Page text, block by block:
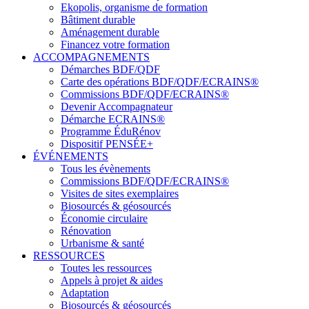
Ekopolis, organisme de formation
Bâtiment durable
Aménagement durable
Financez votre formation
ACCOMPAGNEMENTS
Démarches BDF/QDF
Carte des opérations BDF/QDF/ECRAINS®
Commissions BDF/QDF/ECRAINS®
Devenir Accompagnateur
Démarche ECRAINS®
Programme ÉduRénov
Dispositif PENSÉE+
ÉVÉNEMENTS
Tous les évènements
Commissions BDF/QDF/ECRAINS®
Visites de sites exemplaires
Biosourcés & géosourcés
Économie circulaire
Rénovation
Urbanisme & santé
RESSOURCES
Toutes les ressources
Appels à projet & aides
Adaptation
Biosourcés & géosourcés